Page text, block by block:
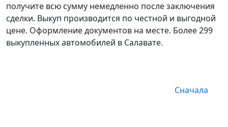
получите всю сумму немедленно после заключения
сделки. Выкуп производится по честной и выгодной
цене. Оформление документов на месте. Более 299
выкупленных автомобилей в Салавате.
Сначала